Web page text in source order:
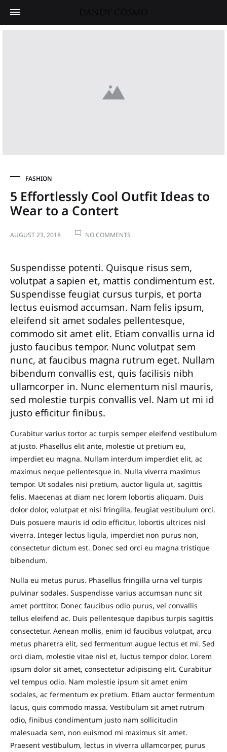
FASHION
5 Effortlessly Cool Outfit Ideas to
Wear to a Contert
AUGUST 23, 2018 NO COMMENTS
COOL
OUTFIT
IDEAS
TO
WEAR
TO
A
CONTERT
Suspendisse potenti. Quisque risus sem,
volutpat a sapien et, mattis condimentum est.
Suspendisse feugiat cursus turpis, et porta
lectus euismod accumsan. Nam felis ipsum,
eleifend sit amet sodales pellentesque,
commodo sit amet elit. Etiam convallis urna id
justo faucibus tempor. Nunc volutpat sem
nunc, at faucibus magna rutrum eget. Nullam
bibendum convallis est, quis facilisis nibh
ullamcorper in. Nunc elementum nisl mauris,
sed molestie turpis convallis vel. Nam ut mi id
justo efficitur finibus.
Curabitur varius tortor ac turpis semper eleifend vestibulum
at justo. Phasellus elit ante, molestie ut pretium eu,
imperdiet eu magna. Nullam interdum imperdiet elit, ac
maximus neque pellentesque in. Nulla viverra maximus
tempor. Ut sodales nisi pretium, auctor ligula ut, sagittis
felis. Maecenas at diam nec lorem lobortis aliquam. Duis
dolor dolor, volutpat et nisi fringilla, feugiat vestibulum orci.
Duis posuere mauris id odio efficitur, lobortis ultrices nisl
viverra. Integer lectus ligula, imperdiet non purus non,
consectetur dictum est. Donec sed orci eu magna tristique
bibendum.
Nulla eu metus purus. Phasellus fringilla urna vel turpis
pulvinar sodales. Suspendisse varius accumsan nunc sit
amet porttitor. Donec faucibus odio purus, vel convallis
tellus eleifend ac. Duis pellentesque dapibus turpis sagittis
consectetur. Aenean mollis, enim id faucibus volutpat, arcu
metus pharetra elit, sed fermentum augue lectus et mi. Sed
orci diam, molestie vitae nisl et, luctus tempor dolor. Lorem
ipsum dolor sit amet, consectetur adipiscing elit. Curabitur
vel tempus odio. Nam molestie ipsum sit amet enim
sodales, ac fermentum ex pretium. Etiam auctor fermentum
lacus, quis commodo massa. Vestibulum sit amet rutrum
odio, finibus condimentum justo nam sollicitudin
malesuada sem, non euismod mi maximus sit amet.
Praesent vestibulum, lectus in viverra ullamcorper, purus